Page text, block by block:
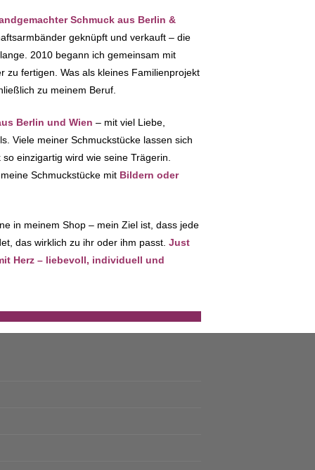
Schmuck aus Berlin &
geknüpft und verkauft – die
2010 begann ich gemeinsam mit
zu fertigen. Was als kleines Familienprojekt
zu meinem Beruf.
Berlin und Wien – mit viel Liebe,
Viele meiner Schmuckstücke lassen sich
einzigartig wird wie seine Trägerin.
Schmuckstücke mit Bildern oder
in meinem Shop – mein Ziel ist, dass jede
das wirklich zu ihr oder ihm passt. Just
Herz – liebevoll, individuell und